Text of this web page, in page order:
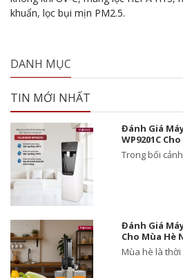
khuẩn, lọc bụi mịn PM2.5.
DANH MỤC
TIN MỚI NHẤT
Đánh Giá
WP9201C
Trong bối
Đánh Giá
Cho Mùa Hè
Mùa hè là thời